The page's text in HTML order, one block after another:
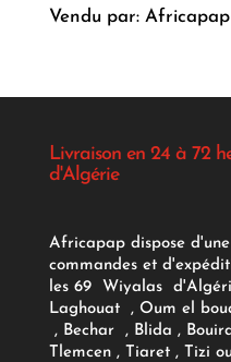
Vendu par: Africapap
Livraison en 24 à 72
d'Algérie
Africapap dispose
commandes et
les 69 Wiyalas
Laghouat , Oum el
, Bechar , Blida ,
Tlemcen , Tiaret , Tizi